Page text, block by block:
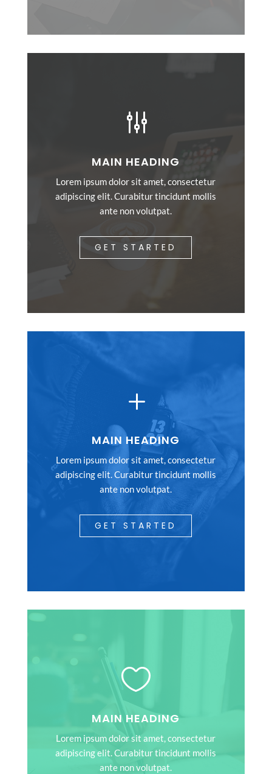
g
MAIN HEADING
Lorem ipsum dolor sit amet, consectetur
adipiscing elit. Curabitur tincidunt mollis
ante non volutpat.
GET STARTED
L
MAIN HEADING
Lorem ipsum dolor sit amet, consectetur
adipiscing elit. Curabitur tincidunt mollis
ante non volutpat.
GET STARTED

MAIN HEADING
Lorem ipsum dolor sit amet, consectetur
adipiscing elit. Curabitur tincidunt mollis
ante non volutpat.